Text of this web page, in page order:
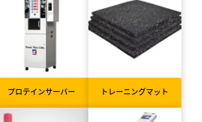
プロテインサーバー トレーニングマット